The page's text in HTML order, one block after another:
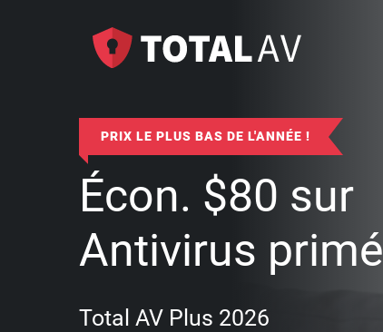
PRIX LE PLUS BAS DE L'ANNÉE !
Écon. $80 sur
Antivirus primé
Total AV Plus 2026